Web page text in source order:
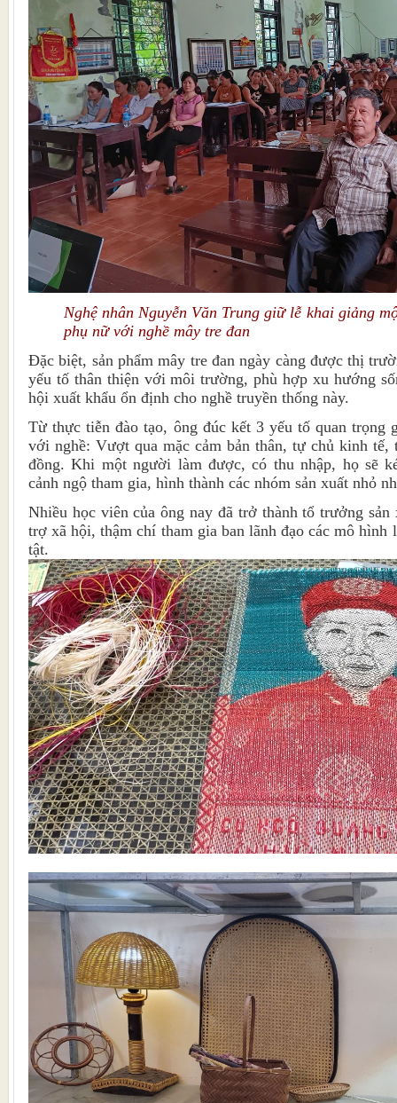
Nghệ nhân Nguyễn Văn Trung giữ lễ khai giảng
phụ nữ với nghề mây tre đan
Đặc biệt, sản phẩm mây tre đan ngày càng được thị
yếu tố thân thiện với môi trường, phù hợp xu hướng
hội xuất khẩu ổn định cho nghề truyền thống này.
Từ thực tiễn đào tạo, ông đúc kết 3 yếu tố quan trọng
với nghề: Vượt qua mặc cảm bản thân, tự chủ kinh tế,
đồng. Khi một người làm được, có thu nhập, họ sẽ
cảnh ngộ tham gia, hình thành các nhóm sản xuất nhỏ
Nhiều học viên của ông nay đã trở thành tổ trưởng sản
trợ xã hội, thậm chí tham gia ban lãnh đạo các mô hình
tật.